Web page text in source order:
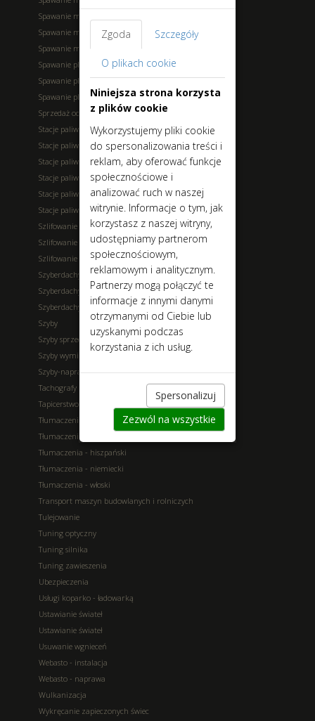
Spawanie metali - żeliwo
Spawanie metali - nierdzewne
Spawanie metali - stal
Spawanie plastików - de/montaż
Spawanie plastików - malowanie
Spawanie plastików - naprawa
Sprzedaż odzieży motocyklowej
Stacje paliw - bar
Stacje paliw - kompresor
Stacje paliw - myjnia
Stacje paliw - odkurzacz
Stacje paliw - On,Pb, LPG, CNG
Stacje paliw - sklep
Szlifowanie - bloków
Szlifowanie - głowic
Szlifowanie - wałów
Szyberdachy - konserwacja
Szyberdachy - montaż
Szyberdachy - naprawa
Szyby
Szyby sprzedaż
Szyby wymiana
Szyby-naprawa
Tachografy
Tapicerstwo
Tłumaczenia - angielski
Tłumaczenia - francuski
Tłumaczenia - hiszpański
Tłumaczenia - niemiecki
Tłumaczenia - włoski
Transport maszyn budowlanych i rolniczych
Tulejowanie
Tuning optyczny
Tuning silnika
Tuning zawieszenia
Ubezpieczenia
Usługi koparko - ładowarką
Ustawianie świateł
Ustawianie świateł
Usuwanie wgnieceń
Webasto - instalacja
Webasto - naprawa
Wulkanizacja
Wykręcanie zapieczonych świec
Zgoda Szczegóły
O plikach cookie
Niniejsza strona korzysta
z plików cookie
Wykorzystujemy pliki cookie
do spersonalizowania treści i
reklam, aby oferować funkcje
społecznościowe i
analizować ruch w naszej
witrynie. Informacje o tym, jak
korzystasz z naszej witryny,
udostępniamy partnerom
społecznościowym,
reklamowym i analitycznym.
Partnerzy mogą połączyć te
informacje z innymi danymi
otrzymanymi od Ciebie lub
uzyskanymi podczas
korzystania z ich usług.
Spersonalizuj
Zezwól na wszystkie